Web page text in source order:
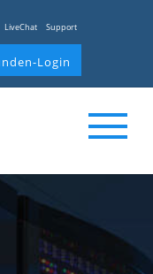
LiveChat Support
Login